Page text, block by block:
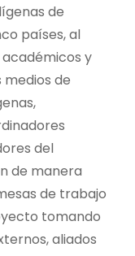
de
países, al
y
de
del
de manera
de trabajo
tomando
aliados